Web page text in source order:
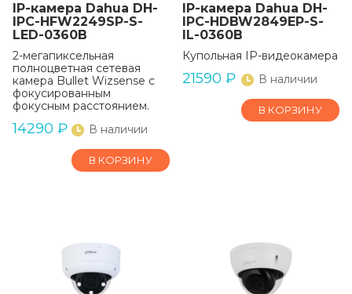
IP-камера Dahua DH-
IPC-HFW2249SP-S-
LED-0360B
2-мегапиксельная
полноцветная сетевая
камера Bullet Wizsense с
фокусированным
фокусным расстоянием.
14290 ₽ В наличии
В КОРЗИНУ
IP-камера Dahua DH-
IPC-HDBW2849EP-S-
IL-0360B
Купольная IP-видеокамера
21590 ₽ В наличии
В КОРЗИНУ